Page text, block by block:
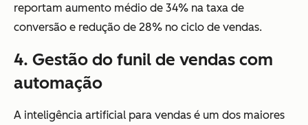
reportam aumento médio de 34% na taxa de
conversão e redução de 28% no ciclo de vendas.
4. Gestão do funil de vendas com
automação
A inteligência artificial para vendas é um dos maiores